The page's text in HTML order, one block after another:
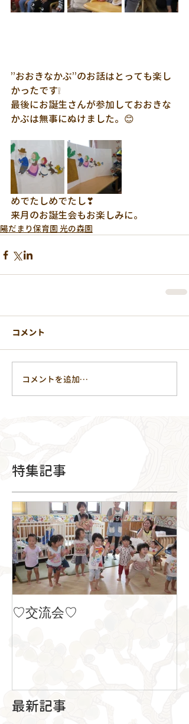
”おおきなかぶ”のお話はとっても楽し
かったです❕
最後にお誕生さんが参加しておおきな
かぶは無事にぬけました。😊
めでたしめでたし❣
来月のお誕生会もお楽しみに。
陽だまり保育園 光の森園
コメント
コメントを追加…
特集記事
♡交流会♡
最新記事